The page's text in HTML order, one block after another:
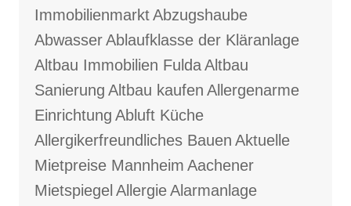
ImmobilienmarktAbzugshaube
AbwasserAblaufklasse der Kläranlage
Altbau Immobilien FuldaAltbau
Sanierung Altbau kaufen Allergenarme
Einrichtung Abluft Küche
Allergikerfreundliches Bauen Aktuelle
Mietpreise Mannheim Aachener
Mietspiegel AllergieAlarmanlage